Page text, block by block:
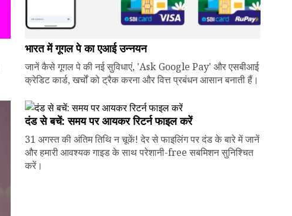
भारत में गूगल पे का एआई उन्नयन
जानें कैसे गूगल पे की नई सुविधाएं, 'Ask Google Pay' और एसबीआई
क्रेडिट कार्ड, खर्चों को ट्रैक करना और वित्त प्रबंधन आसान बनाती हैं।
दंड से बचें: समय पर आयकर रिटर्न फाइल करें
31 अगस्त की अंतिम तिथि न चूकें! देर से फाइलिंग पर दंड के बारे में जानें
और हमारी आवश्यक गाइड के साथ परेशानी-free सबमिशन सुनिश्चित
करें।